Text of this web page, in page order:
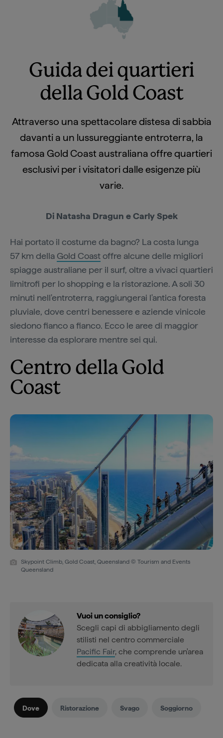
Guida dei quartieri
della Gold Coast
Attraverso una spettacolare distesa di sabbia
davanti a un lussureggiante entroterra, la
famosa Gold Coast australiana offre quartieri
esclusivi per i visitatori dalle esigenze più
varie.
Di Natasha Dragun e Carly Spek
Hai portato il costume da bagno? La costa lunga
57 km della Gold Coastoffre alcune delle migliori
spiagge australiane per il surf, oltre a vivaci quartieri
limitrofi per lo shopping e la ristorazione. A soli 30
minuti nell'entroterra, raggiungerai l'antica foresta
pluviale, dove centri benessere e aziende vinicole
siedono fianco a fianco. Ecco le aree di maggior
interesse da esplorare mentre sei qui.
Centro della Gold
Coast
Skypoint Climb, Gold Coast, Queensland © Tourism and Events
Queensland
Vuoi un consiglio?
Scegli capi di abbigliamento degli
stilisti nel centro commerciale
Pacific Fair, che comprende un'area
dedicata alla creatività locale.
Dove Ristorazione Svago Soggiorno